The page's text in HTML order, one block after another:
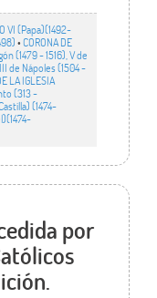
VI (Papa)(1492-
•CORONA DE
(1479 - 1516), V de
de Nápoles (1504 -
LA IGLESIA
(313 -
(1474-
por